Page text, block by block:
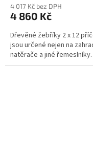
4 017 Kč bez DPH
4 860 Kč
Dřevěné žebříky 2 x 12
jsou určené nejen na
natěrače a jiné řemeslníky.